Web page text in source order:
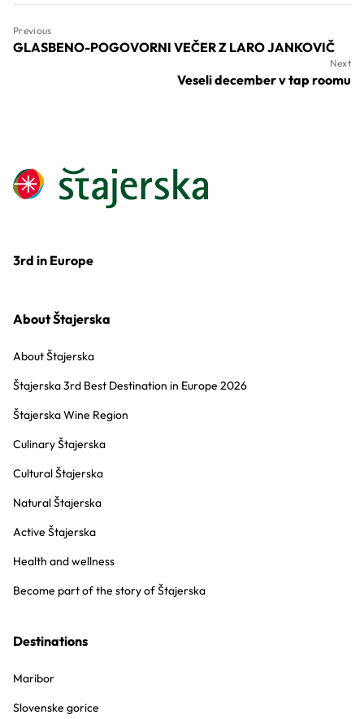
Previous
GLASBENO-POGOVORNI VEČER Z LARO JANKOVIČ
Next
Veseli december v tap roomu
3rd in Europe
About Štajerska
About Štajerska
Štajerska 3rd Best Destination in Europe 2026
Štajerska Wine Region
Culinary Štajerska
Cultural Štajerska
Natural Štajerska
Active Štajerska
Health and wellness
Become part of the story of Štajerska
Destinations
Maribor
Slovenske gorice